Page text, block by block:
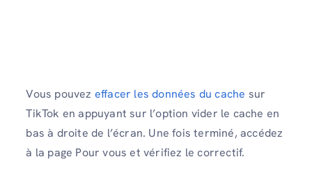
Vous pouvez effacer les données du cache sur
TikTok en appuyant sur l’option vider le cache en
bas à droite de l’écran. Une fois terminé, accédez
à la page Pour vous et vérifiez le correctif.